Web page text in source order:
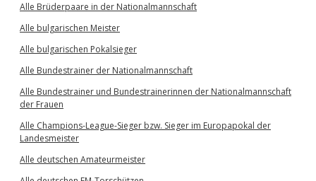
Alle Brüderpaare in der Nationalmannschaft
Alle bulgarischen Meister
Alle bulgarischen Pokalsieger
Alle Bundestrainer der Nationalmannschaft
Alle Bundestrainer und Bundestrainerinnen der Nationalmannschaft
der Frauen
Alle Champions-League-Sieger bzw. Sieger im Europapokal der
Landesmeister
Alle deutschen Amateurmeister